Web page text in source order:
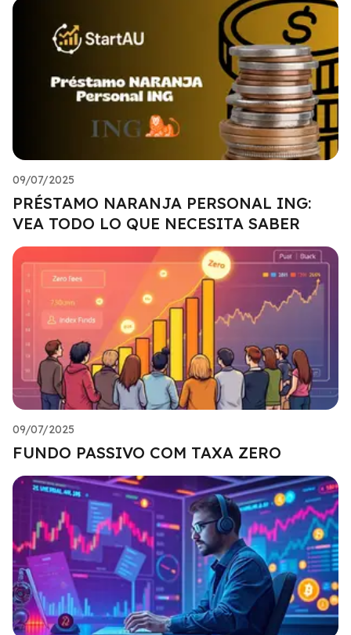
09/07/2025
PRÉSTAMO NARANJA PERSONAL ING:
VEA TODO LO QUE NECESITA SABER
09/07/2025
FUNDO PASSIVO COM TAXA ZERO